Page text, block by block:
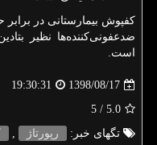
کفپوش بیمارستانی در
ضدعفونی‌کننده‌ها نظیر
است.
1398/08/17
19:30:31
5.0
/ 5
تگهای خبر:
رپورتاژ ,